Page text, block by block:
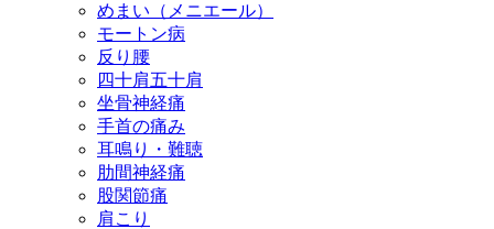
めまい（メニエール）
モートン病
反り腰
四十肩五十肩
坐骨神経痛
手首の痛み
耳鳴り・難聴
肋間神経痛
股関節痛
肩こり